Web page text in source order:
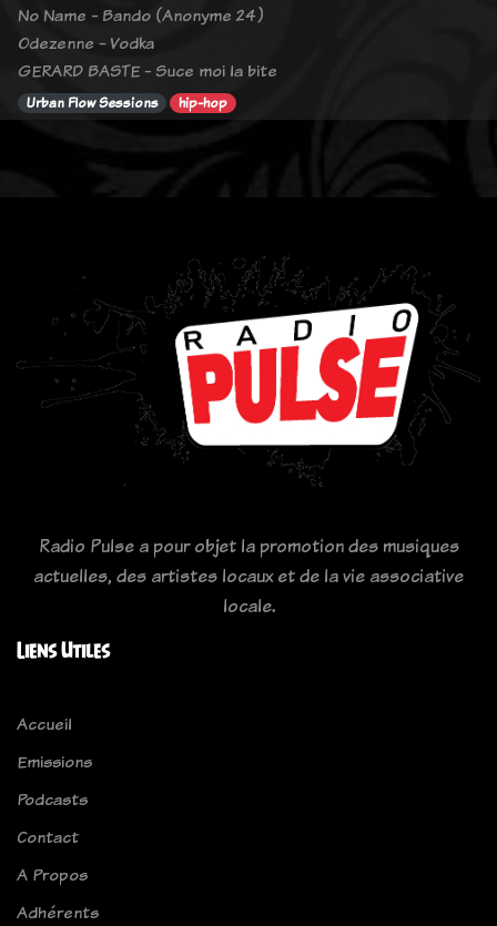
No Name - Bando (Anonyme 24)
Odezenne - Vodka
GERARD BASTE - Suce moi la bite
Urban Flow Sessions hip-hop
Radio Pulse a pour objet la promotion des musiques
actuelles, des artistes locaux et de la vie associative
locale.
Liens Utiles
Accueil
Emissions
Podcasts
Contact
A Propos
Adhérents